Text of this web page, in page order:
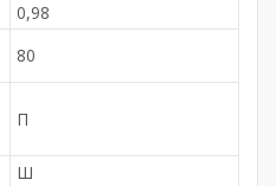
0,98
80
П
Ш